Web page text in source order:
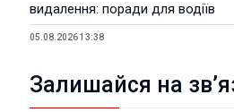
видалення: поради для водіїв
05.08.2026 13:38
питань безбар’єрності
05.08.2026 12:22
Залишайся на